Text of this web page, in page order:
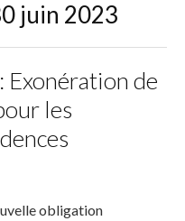
juin 2023
Exonération de
les
obligation